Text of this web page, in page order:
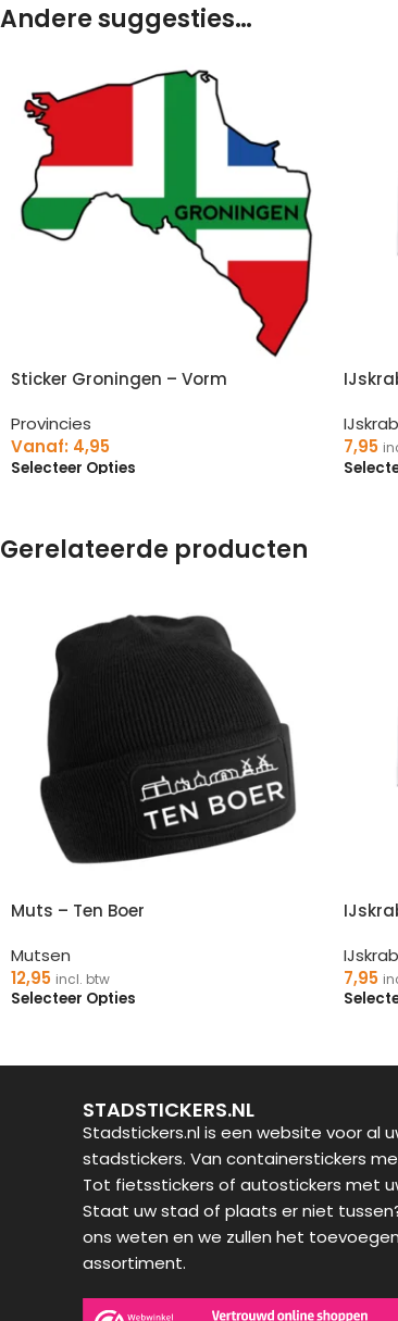
Andere suggesties…
Sticker Groningen – Vorm
Provincies
Vanaf: 4,95
Selecteer Opties
7,95
Gerelateerde producten
Muts – Ten Boer
Mutsen
12,95 incl. btw
Selecteer Opties
7,95
STADSTICKERS.NL
Stadstickers.nl is een website voor al
stadstickers. Van containerstickers
Tot fietsstickers of autostickers met
Staat uw stad of plaats er niet
ons weten en we zullen het
assortiment.